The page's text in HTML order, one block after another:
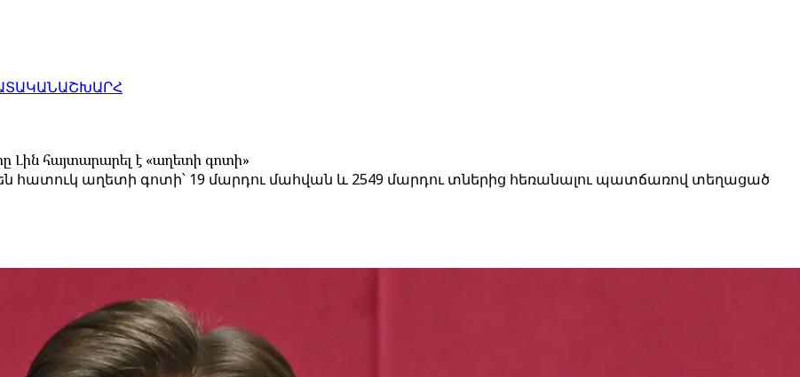
ԱՇԽԱՐՀ
Լին հայտարարել է «աղետի գոտի»
հատուկ աղետի գոտի՝ 19 մարդու մահվան և 2549 մարդու տներից հեռանալու պատճառով տեղացած